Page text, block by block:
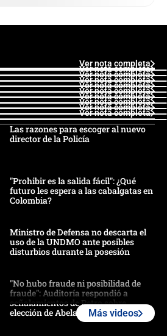
Ver nota completa
Ver nota completa
Ver nota completa
Ver nota completa
Ver nota completa
Ver nota completa
Ver nota completa
Ver nota completa
Ver nota completa
Ver nota completa
Las razones para escoger al nuevo
director de la Policía
"Prohibir es la salida fácil": ¿Qué
futuro les espera a las cabalgatas en
Colombia?
Ministro de Defensa no descarta el
uso de la UNDMO ante posibles
disturbios durante la posesión
"No hubo fraude ni posibilidad de
fraude": Auditoría respondió a
señalamientos de Petro sobre
elección de Abelardo de La Espriella
Más videos